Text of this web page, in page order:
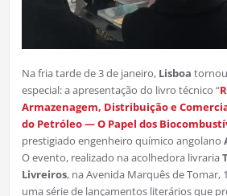
Na fria tarde de 3 de janeiro, Lisboa
especial: a apresentação do livro técnico “
Armazenagem, Distribuição e
do Petróleo — O Papel dos
prestigiado engenheiro químico angolano
O evento, realizado na acolhedora livraria
Livreiros, na Avenida Marquês de Tomar,
uma série de lançamentos literários que